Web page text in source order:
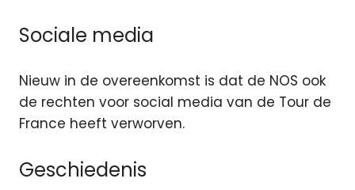
Sociale media
Nieuw in de overeenkomst is dat de NOS ook
de rechten voor social media van de Tour de
France heeft verworven.
Geschiedenis